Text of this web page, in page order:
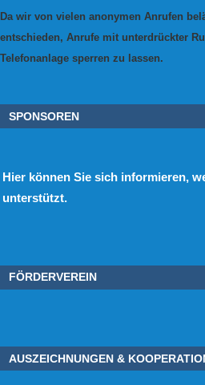
Da wir von vielen anonymen Anrufen
entschieden, Anrufe mit unterdrückter
Telefonanlage sperren zu lassen.
SPONSOREN
Hier können Sie sich informieren,
unterstützt.
FÖRDERVEREIN
AUSZEICHNUNGEN &